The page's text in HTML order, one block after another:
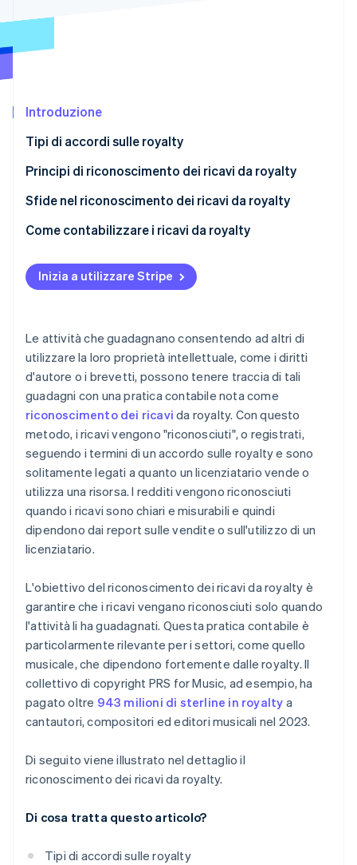
Prevenzione delle frodi
Climate
Identity
Verifica online dell'identità
Scopri come Stripe sta costruendo l'infrastruttura
Guarda ora
Introduzione
Tipi di accordi sulle royalty
Principi di riconoscimento dei ricavi da royalty
Sfide nel riconoscimento dei ricavi da royalty
Come contabilizzare i ricavi da royalty
Scenario di esempio
Inizia a utilizzare Stripe
Le attività che guadagnano consentendo ad altri di
utilizzare la loro proprietà intellettuale, come i diritti
d'autore o i brevetti, possono tenere traccia di tali
guadagni con una pratica contabile nota come
riconoscimento dei ricavi da royalty. Con questo
metodo, i ricavi vengono "riconosciuti", o registrati,
seguendo i termini di un accordo sulle royalty e sono
solitamente legati a quanto un licenziatario vende o
utilizza una risorsa. I redditi vengono riconosciuti
quando i ricavi sono chiari e misurabili e quindi
dipendono dai report sulle vendite o sull'utilizzo di un
licenziatario.
L'obiettivo del riconoscimento dei ricavi da royalty è
garantire che i ricavi vengano riconosciuti solo quando
l'attività li ha guadagnati. Questa pratica contabile è
particolarmente rilevante per i settori, come quello
musicale, che dipendono fortemente dalle royalty. Il
collettivo di copyright PRS for Music, ad esempio, ha
pagato oltre 943 milioni di sterline in royalty a
cantautori, compositori ed editori musicali nel 2023.
Di seguito viene illustrato nel dettaglio il
riconoscimento dei ricavi da royalty.
Di cosa tratta questo articolo?
Tipi di accordi sulle royalty